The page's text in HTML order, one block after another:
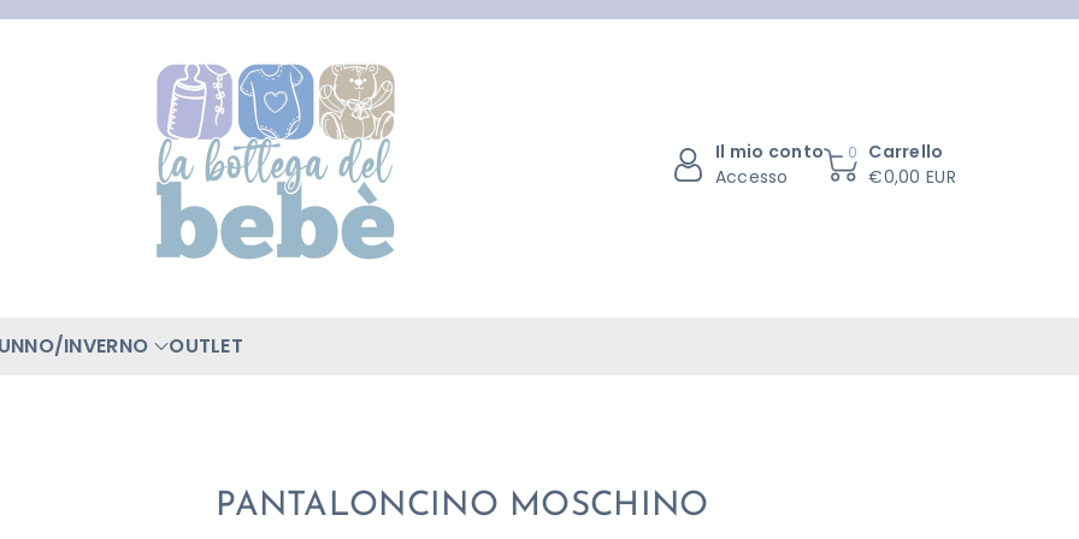
Il mio conto
Accesso
0
Carrello
€0,00 EUR
INVERNO OUTLET
PANTALONCINO MOSCHINO